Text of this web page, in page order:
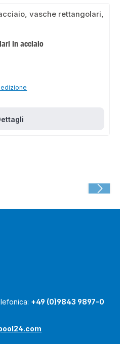
in acciaio
+49 (0)9843 9897-0